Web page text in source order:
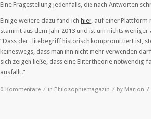
Eine Fragestellung jedenfalls, die nach Antworten
Einige weitere dazu fand ich hier , auf einer Plattform
stammt aus dem Jahr 2013 und ist um nichts weniger
“Dass der Elitebegriff historisch kompromittiert ist,
keineswegs, dass man ihn nicht mehr verwenden
sich zeigen ließe, dass eine Elitentheorie notwendig
ausfällt.”
0 Kommentare / in Philosophiemagazin / by Marion /